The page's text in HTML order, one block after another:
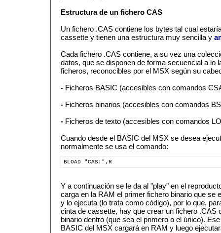
Estructura de un fichero CAS
Un fichero .CAS contiene los bytes tal cual
cassette y tienen una estructura muy sencilla y
Cada fichero .CAS contiene, a su vez una
datos, que se disponen de forma secuencial a lo
ficheros, reconocibles por el MSX según su
- Ficheros BASIC (accesibles con comandos
- Ficheros binarios (accesibles con comandos
- Ficheros de texto (accesibles con comandos
Cuando desde el BASIC del MSX se desea
normalmente se usa el comando:
BLOAD "CAS:",R
Y a continuación se le da al "play" en el
carga en la RAM el primer fichero binario que se
y lo ejecuta (lo trata como código), por lo que,
cinta de cassette, hay que crear un fichero .CAS
binario dentro (que sea el primero o el único).
BASIC del MSX cargará en RAM y luego